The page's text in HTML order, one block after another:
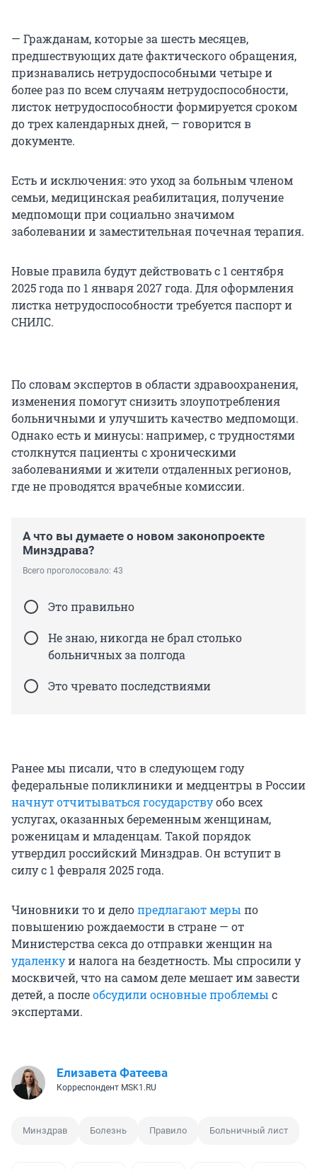
— Гражданам, которые за шесть месяцев,
предшествующих дате фактического обращения,
признавались нетрудоспособными четыре и
более раз по всем случаям нетрудоспособности,
листок нетрудоспособности формируется сроком
до трех календарных дней, — говорится в
документе.
Есть и исключения: это уход за больным членом
семьи, медицинская реабилитация, получение
медпомощи при социально значимом
заболевании и заместительная почечная терапия.
Новые правила будут действовать с 1 сентября
2025 года по 1 января 2027 года. Для оформления
листка нетрудоспособности требуется паспорт и
СНИЛС.
По словам экспертов в области здравоохранения,
изменения помогут снизить злоупотребления
больничными и улучшить качество медпомощи.
Однако есть и минусы: например, с трудностями
столкнутся пациенты с хроническими
заболеваниями и жители отдаленных регионов,
где не проводятся врачебные комиссии.
А что вы думаете о новом законопроекте
Минздрава?
Всего проголосовало: 43
Это правильно
Не знаю, никогда не брал столько
больничных за полгода
Это чревато последствиями
Ранее мы писали, что в следующем году
федеральные поликлиники и медцентры в России
начнут отчитываться государствуобо всех
услугах, оказанных беременным женщинам,
роженицам и младенцам. Такой порядок
утвердил российский Минздрав. Он вступит в
силу с 1 февраля 2025 года.
Чиновники то и делопредлагают меры по
повышению рождаемости в стране — от
Министерства секса до отправки женщин на
удаленкуи налога на бездетность. Мы спросили у
москвичей, что на самом деле мешает им завести
детей, а послеобсудили основные проблемы с
экспертами.
Елизавета Фатеева
Корреспондент MSK1.RU
Минздрав Болезнь Правило Больничный лист